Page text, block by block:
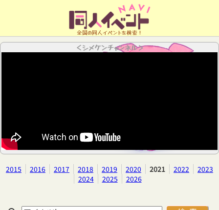
全国の同人イベントを検索！
＜シメケンチャンネル＞
2015 2016 2017 2018 2019 2020 2021 2022
2023
2024
2025 2026